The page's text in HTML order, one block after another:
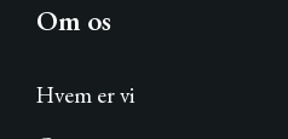
Om os
Hvem er vi